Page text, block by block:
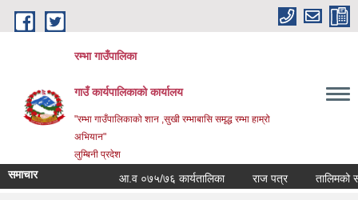
Skip to main content
रम्भा गाउँपालिका
गाउँ कार्यपालिकाको कार्यालय
"रम्भा गाउँपालिकाको शान ,सुखी रम्भाबासि समृद्ध रम्भा हाम्रो
अभियान"
लुम्बिनी प्रदेश
समाचार आ.व ०७५/७६ कार्यतालिका राज पत्र तालिमको समय